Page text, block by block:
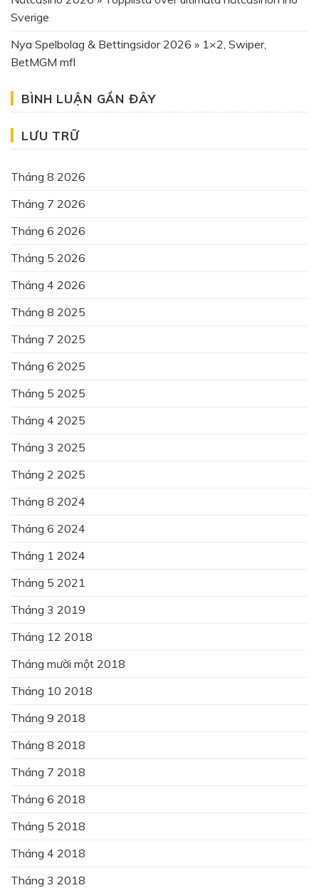
Sverige
Nya Spelbolag & Bettingsidor 2026 » 1×2, Swiper,
BetMGM mfl
BÌNH LUẬN GẦN ĐÂY
LƯU TRỮ
Tháng 8 2026
Tháng 7 2026
Tháng 6 2026
Tháng 5 2026
Tháng 4 2026
Tháng 8 2025
Tháng 7 2025
Tháng 6 2025
Tháng 5 2025
Tháng 4 2025
Tháng 3 2025
Tháng 2 2025
Tháng 8 2024
Tháng 6 2024
Tháng 1 2024
Tháng 5 2021
Tháng 3 2019
Tháng 12 2018
Tháng mười một 2018
Tháng 10 2018
Tháng 9 2018
Tháng 8 2018
Tháng 7 2018
Tháng 6 2018
Tháng 5 2018
Tháng 4 2018
Tháng 3 2018